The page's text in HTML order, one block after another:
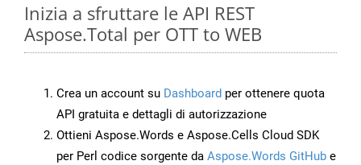
Inizia a sfruttare le API REST
Aspose.Total per OTT to WEB
Crea un account su Dashboard per ottenere quota
API gratuita e dettagli di autorizzazione
Ottieni Aspose.Words e Aspose.Cells Cloud SDK
per Perl codice sorgente da Aspose.Words GitHub e